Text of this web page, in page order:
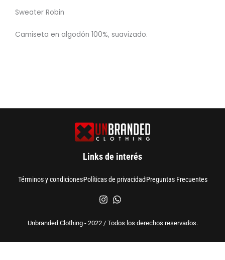
Sweater Robin
Camiseta en algodón 100%, suavizado.
Links de interés
Términos y condicionesPolíticas de privacidadPreguntas Frecuentes
Unbranded Clothing - 2022 / Todos los derechos reservados.